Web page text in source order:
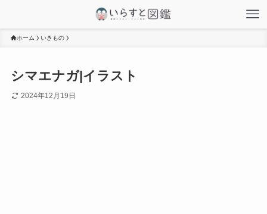
ホーム いきもの
シマエナガ|イラスト
2024年12月19日